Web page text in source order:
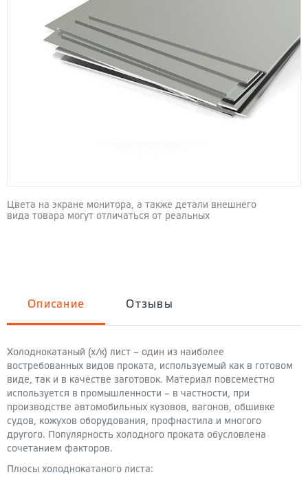
Цвета на экране монитора, а также детали внешнего
вида товара могут отличаться от реальных
Описание Отзывы
Холоднокатаный (х/к) лист – один из наиболее
востребованных видов проката, используемый как в готовом
виде, так и в качестве заготовок. Материал повсеместно
используется в промышленности – в частности, при
производстве автомобильных кузовов, вагонов, обшивке
судов, кожухов оборудования, профнастила и многого
другого. Популярность холодного проката обусловлена
сочетанием факторов.
Плюсы холоднокатаного листа: